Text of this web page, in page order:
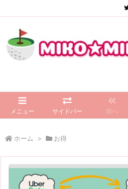
メニュー サイドバー 前へ
ホーム > お得